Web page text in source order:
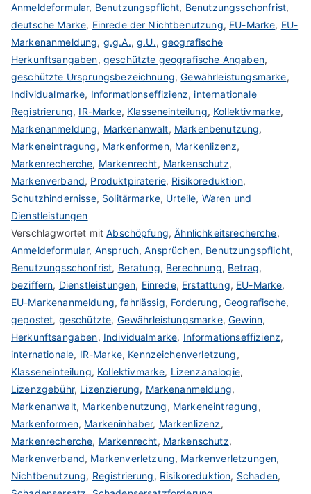
Anmeldeformular, Benutzungspflicht, Benutzungsschonfrist,
deutsche Marke, Einrede der Nichtbenutzung, EU-Marke, EU-
Markenanmeldung, g.g.A.,g.U., geografische
Herkunftsangaben, geschützte geografische Angaben,
geschützte Ursprungsbezeichnung,Gewährleistungsmarke,
Individualmarke, Informationseffizienz, internationale
Registrierung, IR-Marke, Klasseneinteilung, Kollektivmarke,
Markenanmeldung, Markenanwalt, Markenbenutzung,
Markeneintragung, Markenformen, Markenlizenz,
Markenrecherche, Markenrecht, Markenschutz,
Markenverband, Produktpiraterie, Risikoreduktion,
Schutzhindernisse, Solitärmarke, Urteile, Waren und
Dienstleistungen
Verschlagwortet mitAbschöpfung,Ähnlichkeitsrecherche,
Anmeldeformular, Anspruch,Ansprüchen, Benutzungspflicht,
Benutzungsschonfrist, Beratung, Berechnung, Betrag,
beziffern, Dienstleistungen, Einrede, Erstattung, EU-Marke,
EU-Markenanmeldung,fahrlässig, Forderung, Geografische,
gepostet, geschützte, Gewährleistungsmarke,Gewinn,
Herkunftsangaben, Individualmarke, Informationseffizienz,
internationale, IR-Marke, Kennzeichenverletzung,
Klasseneinteilung, Kollektivmarke, Lizenzanalogie,
Lizenzgebühr, Lizenzierung, Markenanmeldung,
Markenanwalt, Markenbenutzung, Markeneintragung,
Markenformen, Markeninhaber, Markenlizenz,
Markenrecherche, Markenrecht, Markenschutz,
Markenverband, Markenverletzung, Markenverletzungen,
Nichtbenutzung, Registrierung, Risikoreduktion, Schaden,